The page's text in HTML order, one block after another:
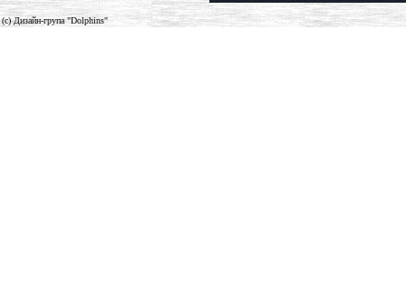
(c) Дизайн-група "Dolphins"